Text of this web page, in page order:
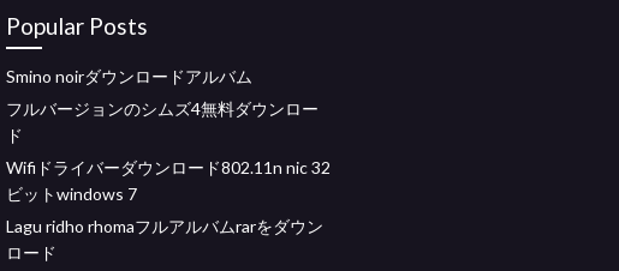
Popular Posts
Smino noirダウンロードアルバム
フルバージョンのシムズ4無料ダウンロー
ド
Wifiドライバーダウンロード802.11n nic 32
ビットwindows 7
Lagu ridho rhomaフルアルバムrarをダウン
ロード